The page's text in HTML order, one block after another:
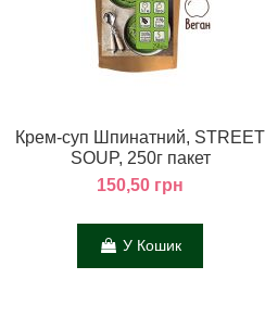
Крем-суп Шпинатний, STREET
SOUP, 250г пакет
150,50 грн
У Кошик